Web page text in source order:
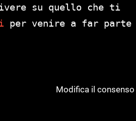
su quello che ti
per venire a far parte
Modifica il consenso